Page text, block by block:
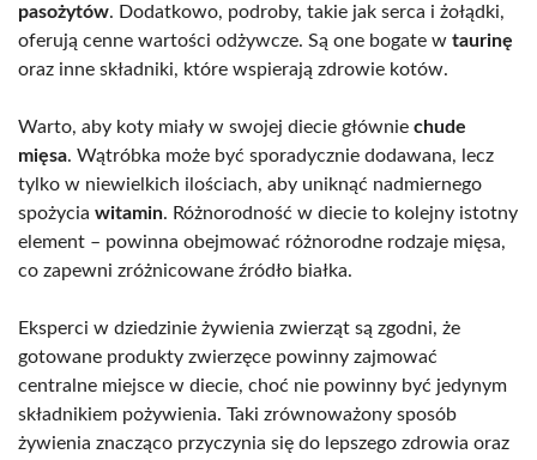
pasożytów. Dodatkowo, podroby, takie jak serca i żołądki,
oferują cenne wartości odżywcze. Są one bogate w taurinę
oraz inne składniki, które wspierają zdrowie kotów.
Warto, aby koty miały w swojej diecie głównie chude
mięsa. Wątróbka może być sporadycznie dodawana, lecz
tylko w niewielkich ilościach, aby uniknąć nadmiernego
spożycia witamin. Różnorodność w diecie to kolejny istotny
element – powinna obejmować różnorodne rodzaje mięsa,
co zapewni zróżnicowane źródło białka.
Eksperci w dziedzinie żywienia zwierząt są zgodni, że
gotowane produkty zwierzęce powinny zajmować
centralne miejsce w diecie, choć nie powinny być jedynym
składnikiem pożywienia. Taki zrównoważony sposób
żywienia znacząco przyczynia się do lepszego zdrowia oraz